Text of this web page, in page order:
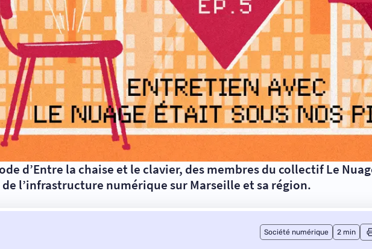
d’Entre la chaise et le clavier, des membres du collectif Le
l’infrastructure numérique sur Marseille et sa région.
Société numérique 2 min